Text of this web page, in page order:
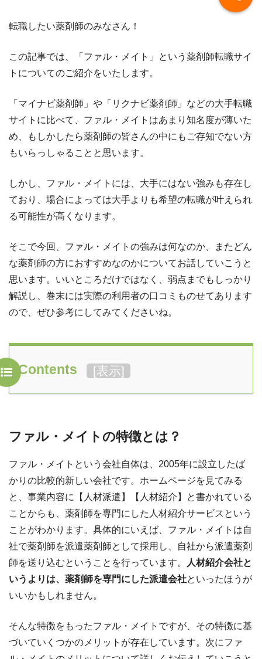
転職したい薬剤師のみなさん！
この記事では、「ファル・メイト」という薬剤師転職サイ
トについてのご紹介をいたします。
「マイナビ薬剤師」や「リクナビ薬剤師」などの大手転職
サイトに比べて、ファル・メイトはあまり知名度が薄いた
め、もしかしたら薬剤師の皆さんの中にもご存知でない方
もいらっしゃることと思います。
しかし、ファル・メイトには、大手にはない強みも存在し
ており、場合によっては大手よりも希望の転職が叶えられ
る可能性が高くなります。
そこで今回、ファル・メイトの強みは何なのか、またどん
な薬剤師の方におすすめなのかについてお話していこうと
思います。いいところだけではなく、弱点までもしっかり
解説し、巻末には実際の利用者の口コミものせてあります
ので、ぜひ参考にしてみてくださいね。
Contents [表示]
ファル・メイトの特徴とは？
ファル・メイトという会社自体は、2005年に設立したば
かりの比較的新しい会社です。ホームページを見てみる
と、事業内容に【人材派遣】【人材紹介】と書かれている
ことからも、薬剤師を専門にした人材紹介サービスという
ことがわかります。具体的にいえば、ファル・メイトは自
社で薬剤師を派遣薬剤師として採用し、自社から派遣薬剤
師を送り込むということを行っています。
人材紹介会社と
いうよりは、薬剤師を専門にした派遣会社といったほうが
いいかもしれません。
そんな特徴をもったファル・メイトですが、その特徴に基
づいていくつかのメリットが存在しています。次にファ